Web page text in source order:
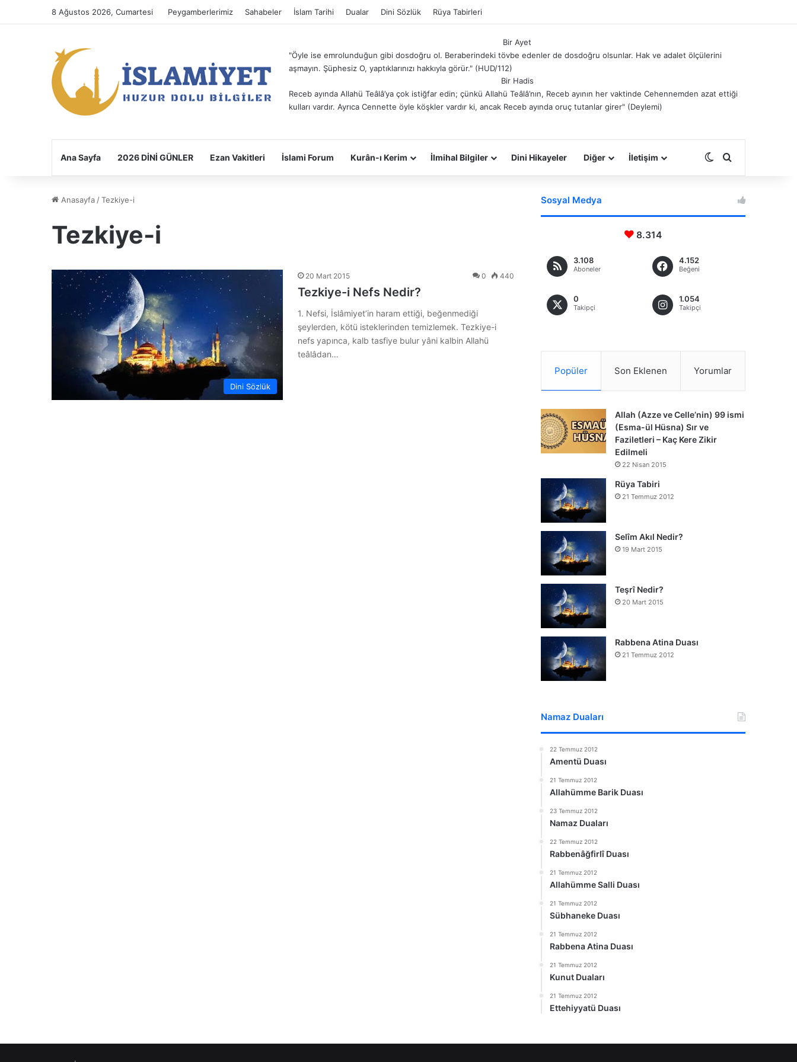
8 Ağustos 2026, Cumartesi Peygamberlerimiz Sahabeler İslam Tarihi Dualar Dini Sözlük Rüya Tabirleri
Bir Ayet
"Öyle ise emrolunduğun gibi dosdoğru ol. Beraberindeki tövbe edenler de dosdoğru olsunlar. Hak ve adalet ölçülerini
aşmayın. Şüphesiz O, yaptıklarınızı hakkıyla görür." (HUD/112)
Bir Hadis
Receb ayında Allahü Teâlâ’ya çok istiğfar edin; çünkü Allahü Teâlâ’nın, Receb ayının her vaktinde Cehennemden azat ettiği
kulları vardır. Ayrıca Cennette öyle köşkler vardır ki, ancak Receb ayında oruç tutanlar girer" (Deylemi)
Ana Sayfa 2026 DİNİ GÜNLER Ezan Vakitleri İslami Forum Kurân-ı Kerim İlmihal Bilgiler Dini Hikayeler Diğer İletişim Dış görünümü
Anasayfa /Tezkiye-i
Tezkiye-i
Dini Sözlük
20 Mart 2015 0 440
Tezkiye-i Nefs Nedir?
1. Nefsi, İslâmiyet’in haram ettiği, beğenmediği
şeylerden, kötü isteklerinden temizlemek. Tezkiye-i
nefs yapınca, kalb tasfiye bulur yâni kalbin Allahü
teâlâdan…
Sosyal Medya
8.314
3.108
Aboneler
4.152
Beğeni
0
Takipçi
1.054
Takipçi
Popüler Son Eklenen Yorumlar
Allah (Azze ve Celle’nin) 99 ismi
(Esma-ül Hüsna) Sır ve
Faziletleri – Kaç Kere Zikir
Edilmeli
22 Nisan 2015
Rüya Tabiri
21 Temmuz 2012
Selîm Akıl Nedir?
19 Mart 2015
Teşrî Nedir?
20 Mart 2015
Rabbena Atina Duası
21 Temmuz 2012
Namaz Duaları
22 Temmuz 2012
Amentü Duası
21 Temmuz 2012
Allahümme Barik Duası
23 Temmuz 2012
Namaz Duaları
22 Temmuz 2012
Rabbenâğfirlî Duası
21 Temmuz 2012
Allahümme Salli Duası
21 Temmuz 2012
Sübhaneke Duası
21 Temmuz 2012
Rabbena Atina Duası
21 Temmuz 2012
Kunut Duaları
21 Temmuz 2012
Ettehiyyatü Duası